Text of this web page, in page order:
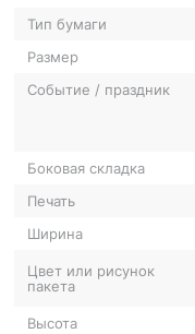
Тип бумаги
Размер
Событие / праздник
Боковая складка
Печать
Ширина
Цвет или рисунок
пакета
Высота